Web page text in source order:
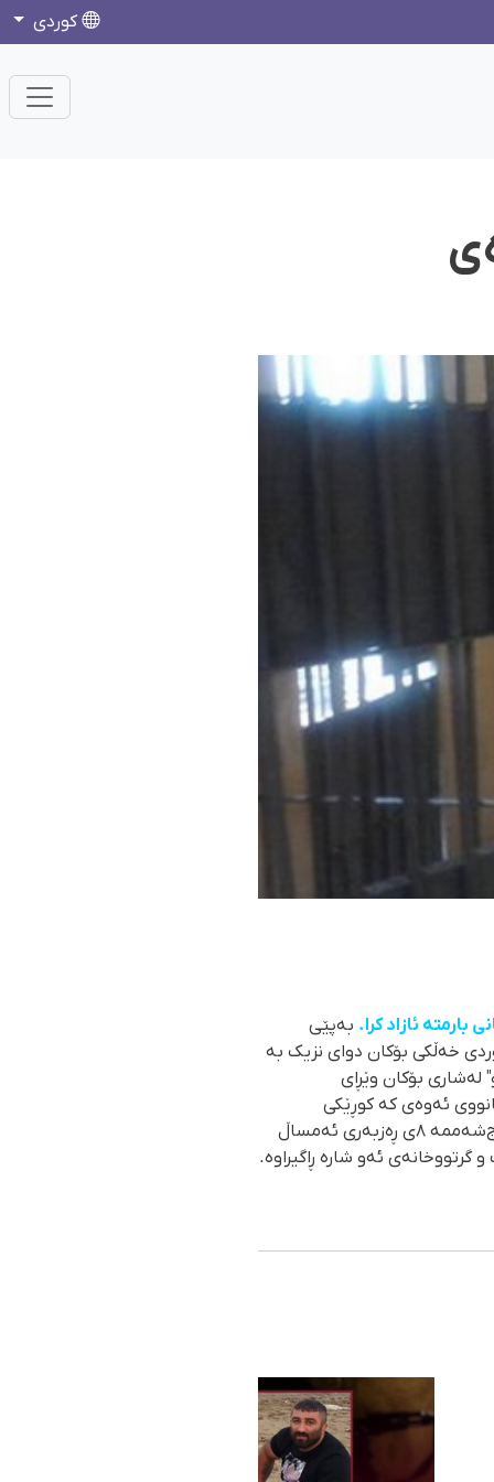
كوردی
ئازاد کرا. بەپێی
بوڕناسەر هاووڵاتیی کوردی خەڵکی بۆکان دوای نزیک بە
"هەنگاو" لەشاری بۆکان وێڕای
ئەوەی کە کوڕێکی
پێشمەرگەی یەکێک لە حیزبە کوردییەکانی دژبەری ئێرانە دەستبەسەر کراوە. عەلی بوڕناسەر شەوی پێنج‌شەممە ٨ی ڕەزبەری ئەمساڵ
گرتووخانەی ئەو شارە ڕاگیراوە.